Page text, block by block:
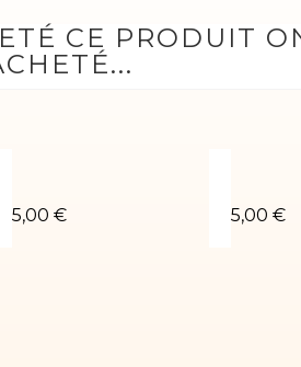
CE PRODUIT
5,00 € 5,00 €